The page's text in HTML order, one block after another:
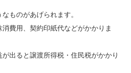
ものがあげられます。
費用、契約印紙代などがかかりま
が出ると譲渡所得税・住民税がかかり